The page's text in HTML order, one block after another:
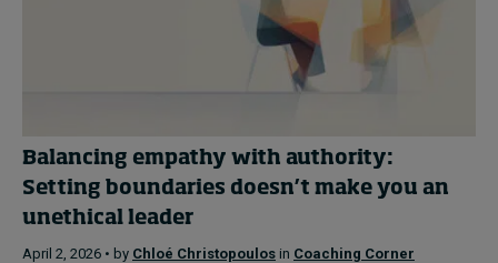
Balancing empathy with authority:
Setting boundaries doesn’t make you an
unethical leader
April 2, 2026 • by Chloé Christopoulos in Coaching Corner